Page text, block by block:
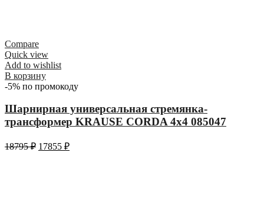
Compare
Quick view
Add to wishlist
В корзину
-5% по промокоду
Шарнирная универсальная стремянка-
трансформер KRAUSE CORDA 4х4 085047
18795₽ 17855 ₽